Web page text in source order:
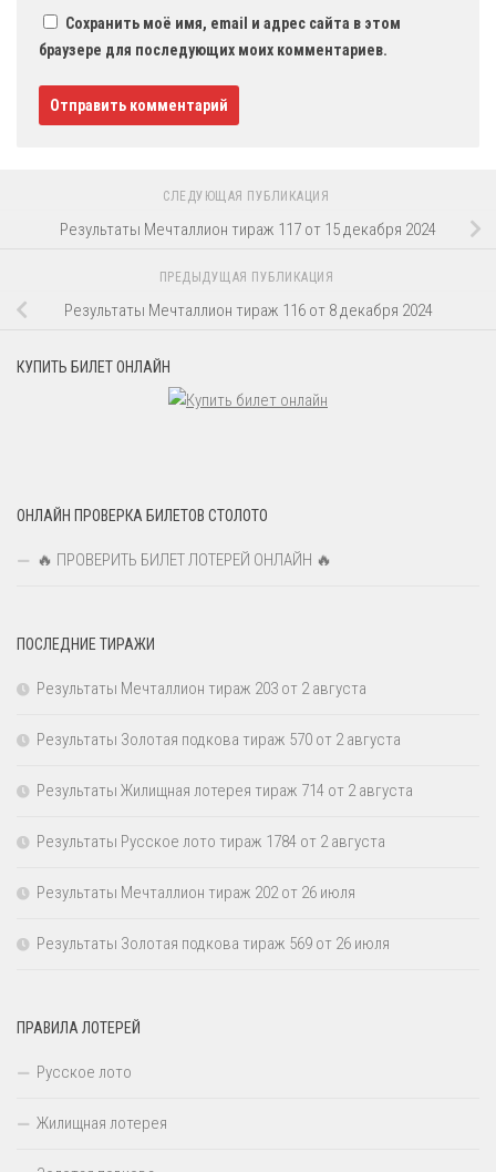
Сохранить моё имя, email и адрес сайта в этом
браузере для последующих моих комментариев.
СЛЕДУЮЩАЯ ПУБЛИКАЦИЯ
Результаты Мечталлион тираж 117 от 15 декабря 2024
ПРЕДЫДУЩАЯ ПУБЛИКАЦИЯ
Результаты Мечталлион тираж 116 от 8 декабря 2024
КУПИТЬ БИЛЕТ ОНЛАЙН
ОНЛАЙН ПРОВЕРКА БИЛЕТОВ СТОЛОТО
🔥 ПРОВЕРИТЬ БИЛЕТ ЛОТЕРЕЙ ОНЛАЙН 🔥
ПОСЛЕДНИЕ ТИРАЖИ
Результаты Мечталлион тираж 203 от 2 августа
Результаты Золотая подкова тираж 570 от 2 августа
Результаты Жилищная лотерея тираж 714 от 2 августа
Результаты Русское лото тираж 1784 от 2 августа
Результаты Мечталлион тираж 202 от 26 июля
Результаты Золотая подкова тираж 569 от 26 июля
ПРАВИЛА ЛОТЕРЕЙ
Русское лото
Жилищная лотерея